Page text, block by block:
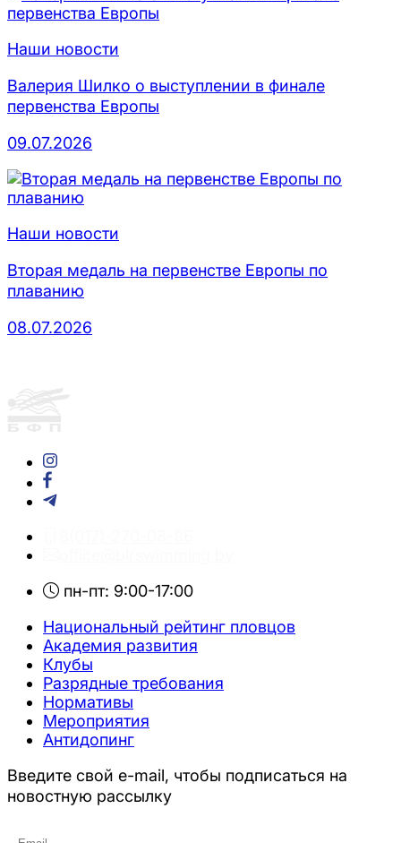
Наши новости
Валерия Шилко о выступлении в финале
первенства Европы
09.07.2026
Наши новости
Вторая медаль на первенстве Европы по
плаванию
08.07.2026
пн-пт: 9:00-17:00
Национальный рейтинг пловцов
Академия развития
Клубы
Разрядные требования
Нормативы
Мероприятия
Антидопинг
Введите свой e-mail, чтобы подписаться на
новостную рассылку